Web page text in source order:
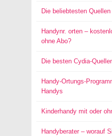
Die beliebtesten
Handynr. orten –
ohne Abo?
Die besten Cydia-
Handy-Ortungs-
Handys
Kinderhandy mit oder
Handyberater – worauf